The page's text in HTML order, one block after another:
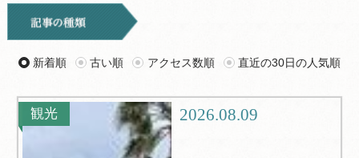
イベント
旅行記 ツアー
グルメ
ブログ
新着順 古い順 アクセス数順 直近の30日の人気順
観光 2026.08.09